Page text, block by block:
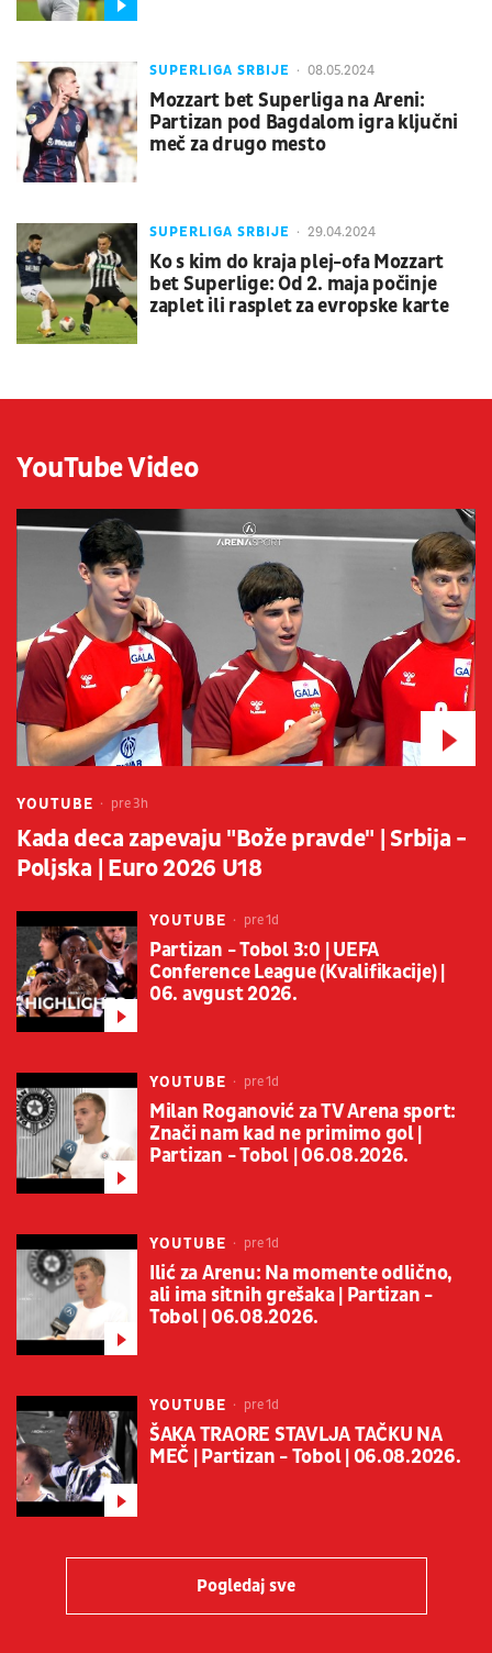
SUPERLIGA SRBIJE 08.05.2024
Mozzart bet Superliga na Areni:
Partizan pod Bagdalom igra ključni
meč za drugo mesto
SUPERLIGA SRBIJE 29.04.2024
Ko s kim do kraja plej-ofa Mozzart
bet Superlige: Od 2. maja počinje
zaplet ili rasplet za evropske karte
YouTube Video
YOUTUBE pre 3h
Kada deca zapevaju "Bože pravde" | Srbija -
Poljska | Euro 2026 U18
YOUTUBE pre 1d
Partizan - Tobol 3:0 | UEFA
Conference League (Kvalifikacije) |
06. avgust 2026.
YOUTUBE pre 1d
Milan Roganović za TV Arena sport:
Znači nam kad ne primimo gol |
Partizan - Tobol | 06.08.2026.
YOUTUBE pre 1d
Ilić za Arenu: Na momente odlično,
ali ima sitnih grešaka | Partizan -
Tobol | 06.08.2026.
YOUTUBE pre 1d
ŠAKA TRAORE STAVLJA TAČKU NA
MEČ | Partizan - Tobol | 06.08.2026.
Pogledaj sve